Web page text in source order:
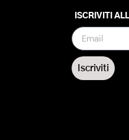
ISCRIVITI
Iscriviti